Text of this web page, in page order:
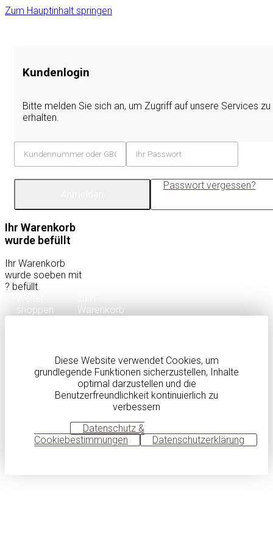
Zum Hauptinhalt springen
Kundenlogin
Bitte melden Sie sich an, um Zugriff auf unsere Services zu
erhalten.
Passwort vergessen?
Ihr Warenkorb
wurde befüllt
Ihr Warenkorb
wurde soeben mit
? befüllt.
shoppen
Warenkorb
Diese Website verwendet Cookies, um
grundlegende Funktionen sicherzustellen, Inhalte
optimal darzustellen und die
Benutzerfreundlichkeit kontinuierlich zu
verbessern
Datenschutz &
Cookiebestimmungen
Datenschutzerklärung